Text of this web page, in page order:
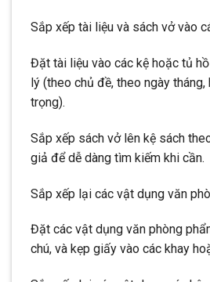
Sắp xếp tài liệu và sách vở vào
Đặt tài liệu vào các kệ hoặc tủ
lý (theo chủ đề, theo ngày
trọng).
Sắp xếp sách vở lên kệ sách
giả để dễ dàng tìm kiếm khi cần.
Sắp xếp lại các vật dụng văn
Đặt các vật dụng văn phòng
chú, và kẹp giấy vào các khay